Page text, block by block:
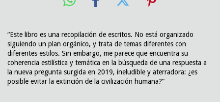
“Este libro es una recopilación de escritos. No está organizado
siguiendo un plan orgánico, y trata de temas diferentes con
diferentes estilos. Sin embargo, me parece que encuentra su
coherencia estilística y temática en la búsqueda de una respuesta a
la nueva pregunta surgida en 2019, ineludible y aterradora: ¿es
posible evitar la extinción de la civilización humana?”